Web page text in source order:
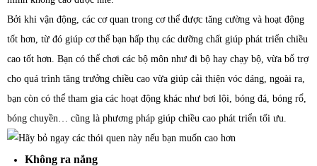
Bởi khi vận động, các cơ quan trong cơ thể được tăng cường và hoạt động
tốt hơn, từ đó giúp cơ thể bạn hấp thụ các dưỡng chất giúp phát triển chiều
cao tốt hơn. Bạn có thể chơi các bộ môn như đi bộ hay chạy bộ, vừa bổ trợ
cho quá trình tăng trưởng chiều cao vừa giúp cải thiện vóc dáng, ngoài ra,
bạn còn có thể tham gia các hoạt động khác như bơi lội, bóng đá, bóng rổ,
bóng chuyền… cũng là phương pháp giúp chiều cao phát triển tối ưu.
Không ra nắng